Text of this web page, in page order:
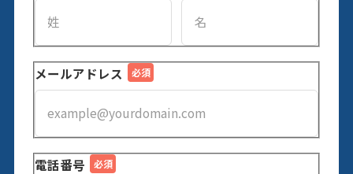
メールアドレス
電話番号